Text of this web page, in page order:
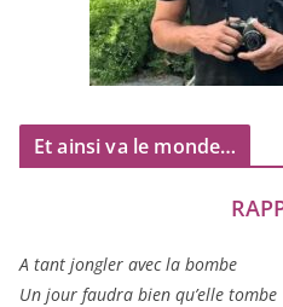
Et ainsi va le monde…
A tant jon­gler avec la bombe
Un jour fau­dra bien qu’elle tombe